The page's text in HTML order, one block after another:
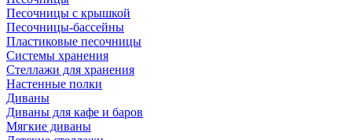
Песочницы с крышкой
Песочницы-бассейны
Пластиковые песочницы
Системы хранения
Стеллажи для хранения
Настенные полки
Диваны
Диваны для кафе и баров
Мягкие диваны